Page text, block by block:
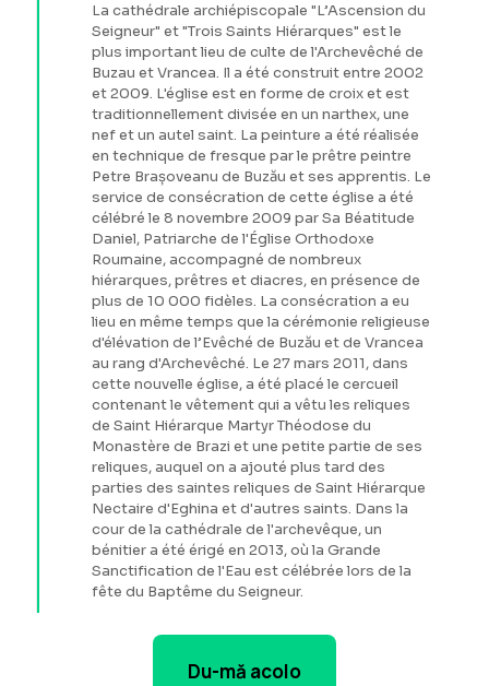
La cathédrale archiépiscopale "L’Ascension du
Seigneur" et "Trois Saints Hiérarques" est le
plus important lieu de culte de l'Archevêché de
Buzau et Vrancea. Il a été construit entre 2002
et 2009. L'église est en forme de croix et est
traditionnellement divisée en un narthex, une
nef et un autel saint. La peinture a été réalisée
en technique de fresque par le prêtre peintre
Petre Brașoveanu de Buzău et ses apprentis. Le
service de consécration de cette église a été
célébré le 8 novembre 2009 par Sa Béatitude
Daniel, Patriarche de l'Église Orthodoxe
Roumaine, accompagné de nombreux
hiérarques, prêtres et diacres, en présence de
plus de 10 000 fidèles. La consécration a eu
lieu en même temps que la cérémonie religieuse
d'élévation de l’Evêché de Buzău et de Vrancea
au rang d'Archevêché. Le 27 mars 2011, dans
cette nouvelle église, a été placé le cercueil
contenant le vêtement qui a vêtu les reliques
de Saint Hiérarque Martyr Théodose du
Monastère de Brazi et une petite partie de ses
reliques, auquel on a ajouté plus tard des
parties des saintes reliques de Saint Hiérarque
Nectaire d'Eghina et d'autres saints. Dans la
cour de la cathédrale de l'archevêque, un
bénitier a été érigé en 2013, où la Grande
Sanctification de l'Eau est célébrée lors de la
fête du Baptême du Seigneur.
Du-mă acolo